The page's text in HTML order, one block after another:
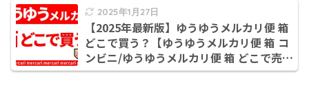
2025年1月27日
【2025年最新版】ゆうゆうメルカリ便 箱
どこで買う？【ゆうゆうメルカリ便 箱 コ
ンビニ/ゆうゆうメルカリ便 箱 どこで売っ
てる】